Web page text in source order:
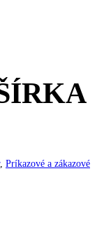
, Príkazové a zákazové